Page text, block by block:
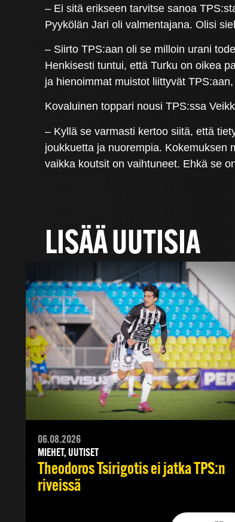
– Ei sitä erikseen tarvitse sanoa
Pyykölän Jari oli valmentajana. Olisi
– Siirto TPS:aan oli se milloin urani
Henkisesti tuntui, että Turku on oikea
ja hienoimmat muistot liittyvät
Kovaluinen toppari nousi TPS:ssa
– Kyllä se varmasti kertoo siitä, että
joukkuetta ja nuorempia. Kokemuksen
vaikka koutsit on vaihtuneet. Ehkä se
LISÄÄ UUTISIA
06.08.2026
MIEHET, UUTISET
Theodoros Tsirigotis ei jatka TPS:n
riveissä